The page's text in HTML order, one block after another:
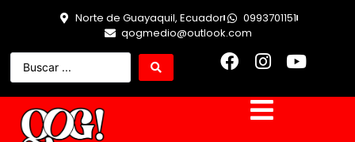
Norte de Guayaquil, Ecuador
0993701151
qogmedio@outlook.com